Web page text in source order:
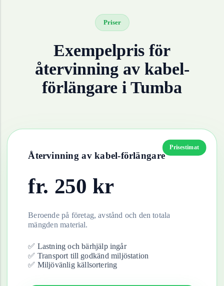
Priser
Exempelpris för
återvinning av kabel-
förlängare i Tumba
Prisestimat
Återvinning av kabel-förlängare
fr. 250 kr
Beroende på företag, avstånd och den totala
mängden material.
✅ Lastning och bärhjälp ingår
✅ Transport till godkänd miljöstation
✅ Miljövänlig källsortering